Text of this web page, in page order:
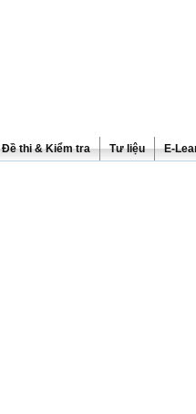
Đề thi & Kiểm tra Tư liệu E-